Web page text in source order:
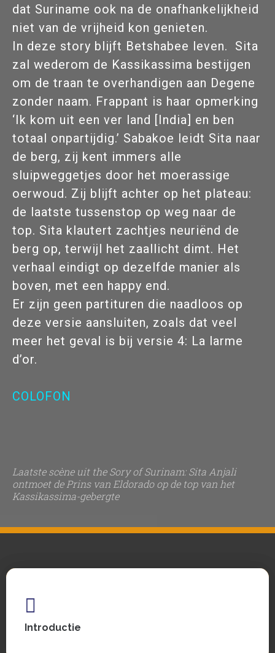
dat Suriname ook na de onafhankelijkheid
niet van de vrijheid kon genieten.
In deze story blijft Betshabee leven. Sita
zal wederom de Kassikassima bestijgen
om de traan te overhandigen aan Degene
zonder naam. Frappant is haar opmerking
‘Ik kom uit een ver land [India] en ben
totaal onpartijdig.’ Sabakoe leidt Sita naar
de berg, zij kent immers alle
sluipweggetjes door het moerassige
oerwoud. Zij blijft achter op het plateau:
de laatste tussenstop op weg naar de
top. Sita klautert zachtjes neuriënd de
berg op, terwijl het zaallicht dimt. Het
verhaal eindigt op dezelfde manier als
boven, met een happy end.
Er zijn geen partituren die naadloos op
deze versie aansluiten, zoals dat veel
meer het geval is bij versie 4: La larme
d’or.
COLOFON
Laatste scène uit the Sory of Surinam: Sita Anjali
ontmoet de Prins van Eldorado op de top van het
Kassikassima-gebergte
Introductie
Introductie